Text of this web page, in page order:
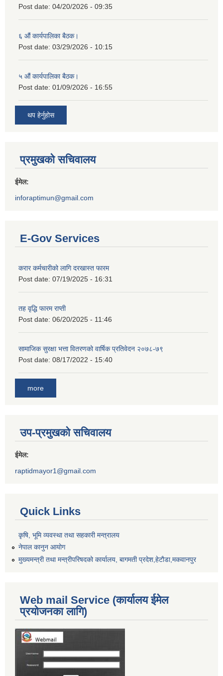
Post date: 04/20/2026 - 09:35
६ औं कार्यपालिका बैठक।
Post date: 03/29/2026 - 10:15
५ औं कार्यपालिका बैठक।
Post date: 01/09/2026 - 16:55
थप हेर्नुहोस
प्रमुखको सचिवालय
ईमेल:
inforaptimun@gmail.com
E-Gov Services
करार कर्मचारीको लागि दरखास्त फारम
Post date: 07/19/2025 - 16:31
तह वृद्धि फारम राप्ती
Post date: 06/20/2025 - 11:46
सामाजिक सुरक्षा भत्ता वितरणको वार्षिक प्रतिवेदन २०७८-७९
Post date: 08/17/2022 - 15:40
more
उप-प्रमुखको सचिवालय
ईमेल:
raptidmayor1@gmail.com
Quick Links
कृषि, भूमि व्यवस्था तथा सहकारी मन्त्रालय
नेपाल कानुन आयोग
मुख्यमन्त्री तथा मन्त्रीपरिषदको कार्यालय, बागमती प्रदेश,हेटाैडा,मकवानपुर
Web mail Service (कार्यालय ईमेल
प्रयोजनका लागि)